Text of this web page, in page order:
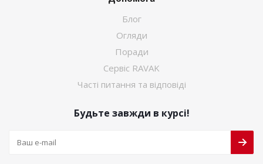
Блог
Огляди
Поради
Сервіс RAVAK
Часті питання та відповіді
Будьте завжди в курсі!